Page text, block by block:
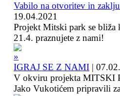
Vabilo na otvoritev in
19.04.2021
Projekt Mitski park se bliža
21.4. praznujete z nami!
IGRAJ SE Z NAMI |
V okviru projekta MITSKI
Jako Vukotićem pripravili